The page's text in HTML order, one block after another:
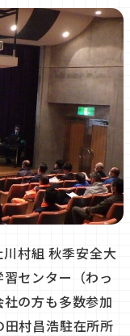
村組 秋季安全大
センター（わっ
の方も多数参加
田村昌浩駐在所所